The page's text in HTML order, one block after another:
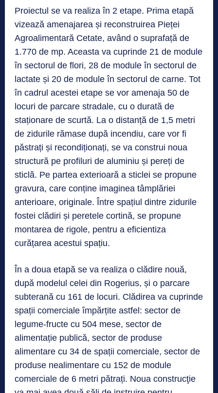
Proiectul se va realiza în 2 etape. Prima etapă
vizează amenajarea și reconstruirea Pieței
Agroalimentară Cetate, având o suprafață de
1.770 de mp. Aceasta va cuprinde 21 de module
în sectorul de flori, 28 de module în sectorul de
lactate și 20 de module în sectorul de carne. Tot
în cadrul acestei etape se vor amenaja 50 de
locuri de parcare stradale, cu o durată de
staționare de scurtă. La o distanță de 1,5 metri
de zidurile rămase după incendiu, care vor fi
păstrați și recondiționați, se va construi noua
structură pe profiluri de aluminiu și pereți de
sticlă. Pe partea exterioară a sticlei se propune
gravura, care conține imaginea tâmplăriei
anterioare, originale. Între spațiul dintre zidurile
fostei clădiri și peretele cortină, se propune
montarea de rigole, pentru a eficientiza
curățarea acestui spațiu.
În a doua etapă se va realiza o clădire nouă,
după modelul celei din Rogerius, și o parcare
subterană cu 161 de locuri. Clădirea va cuprinde
spații comerciale împărțite astfel: sector de
legume-fructe cu 504 mese, sector de
alimentație publică, sector de produse
alimentare cu 34 de spații comerciale, sector de
produse nealimentare cu 152 de module
comerciale de 6 metri pătrați. Noua construcţie